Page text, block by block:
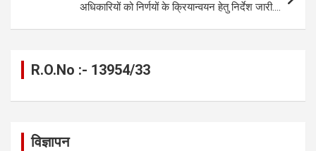
अधिकारियों को निर्णयों के क्रियान्वयन हेतु निर्देश जारी….
R.O.No :- 13954/33
विज्ञापन